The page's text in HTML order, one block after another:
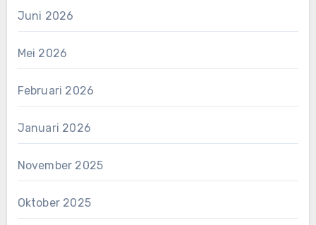
Juni 2026
Mei 2026
Februari 2026
Januari 2026
November 2025
Oktober 2025